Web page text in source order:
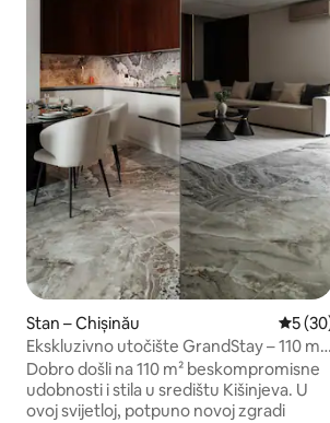
Stan – Chișinău
5
Ekskluzivno utočište GrandStay – 110 m²
raskoši
Dobro došli na 110 m² beskompromisne
udobnosti i stila u središtu Kišinjeva. U
ovoj svijetloj, potpuno novoj zgradi